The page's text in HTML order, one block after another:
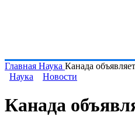
Главная Наука Канада
Наука
Новости
Канада